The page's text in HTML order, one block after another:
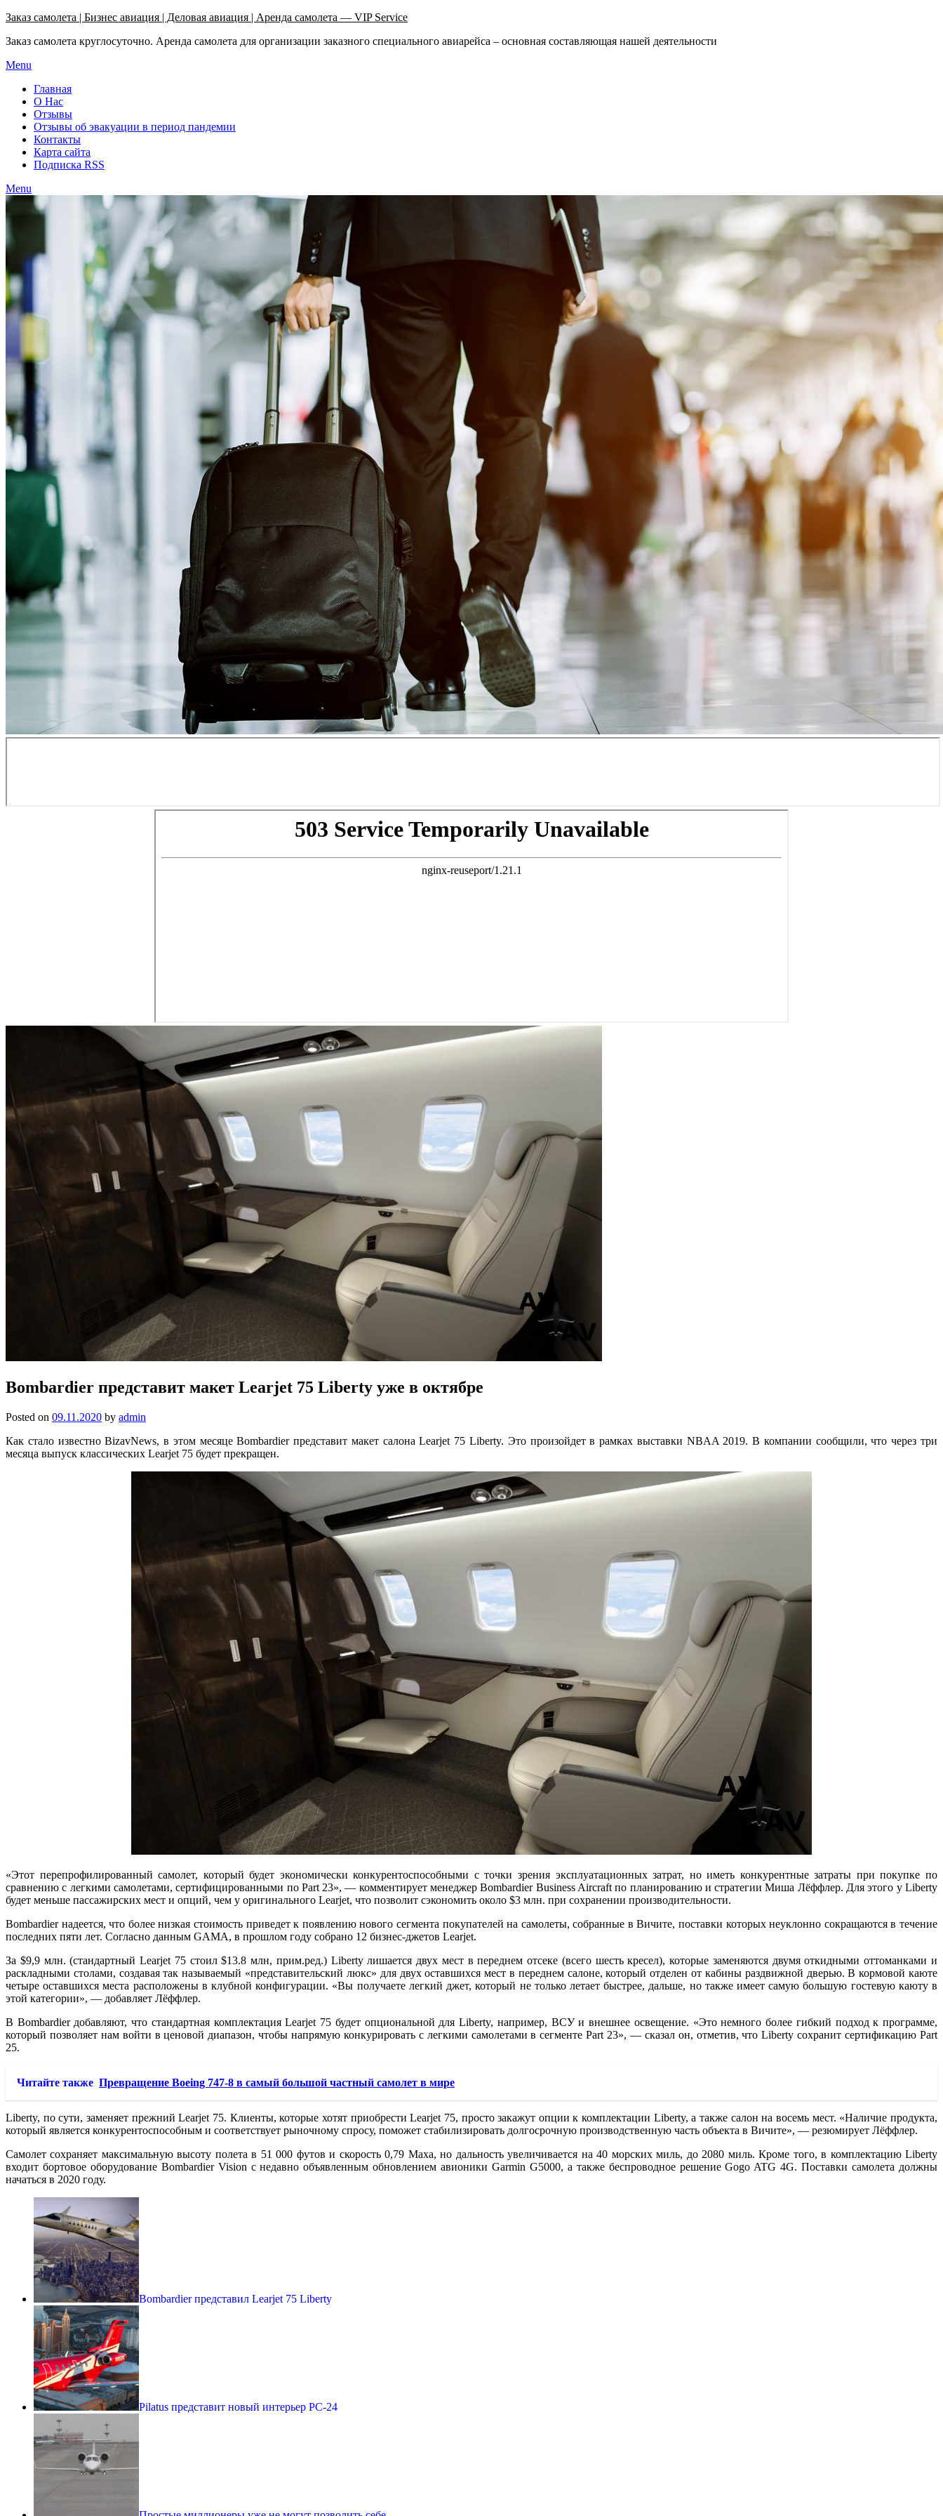
Заказ самолета | Бизнес авиация | Деловая авиация | Аренда самолета — VIP Service
Заказ самолета круглосуточно. Аренда самолета для организации заказного специального авиарейса – основная составляющая нашей деятельности
Menu
Главная
О Нас
Отзывы
Отзывы об эвакуации в период пандемии
Контакты
Карта сайта
Подписка RSS
Menu
Bombardier представит макет Learjet 75 Liberty уже в октябре
Posted on 09.11.2020 by admin
Как стало известно BizavNews, в этом месяце Bombardier представит макет салона Learjet 75 Liberty. Это произойдет в рамках выставки NBAA 2019. В компании сообщили, что через три
месяца выпуск классических Learjet 75 будет прекращен.
«Этот перепрофилированный самолет, который будет экономически конкурентоспособными с точки зрения эксплуатационных затрат, но иметь конкурентные затраты при покупке по
сравнению с легкими самолетами, сертифицированными по Part 23», — комментирует менеджер Bombardier Business Aircraft по планированию и стратегии Миша Лёффлер. Для этого у Liberty
будет меньше пассажирских мест и опций, чем у оригинального Learjet, что позволит сэкономить около $3 млн. при сохранении производительности.
Bombardier надеется, что более низкая стоимость приведет к появлению нового сегмента покупателей на самолеты, собранные в Вичите, поставки которых неуклонно сокращаются в течение
последних пяти лет. Согласно данным GAMA, в прошлом году собрано 12 бизнес-джетов Learjet.
За $9,9 млн. (стандартный Learjet 75 стоил $13.8 млн, прим.ред.) Liberty лишается двух мест в переднем отсеке (всего шесть кресел), которые заменяются двумя откидными оттоманками и
раскладными столами, создавая так называемый «представительский люкс» для двух оставшихся мест в переднем салоне, который отделен от кабины раздвижной дверью. В кормовой каюте
четыре оставшихся места расположены в клубной конфигурации. «Вы получаете легкий джет, который не только летает быстрее, дальше, но также имеет самую большую гостевую каюту в
этой категории», — добавляет Лёффлер.
В Bombardier добавляют, что стандартная комплектация Learjet 75 будет опциональной для Liberty, например, ВСУ и внешнее освещение. «Это немного более гибкий подход к программе,
который позволяет нам войти в ценовой диапазон, чтобы напрямую конкурировать с легкими самолетами в сегменте Part 23», — сказал он, отметив, что Liberty сохранит сертификацию Part
25.
Читайте также Превращение Boeing 747-8 в самый большой частный самолет в мире
Liberty, по сути, заменяет прежний Learjet 75. Клиенты, которые хотят приобрести Learjet 75, просто закажут опции к комплектации Liberty, а также салон на восемь мест. «Наличие продукта,
который является конкурентоспособным и соответствует рыночному спросу, поможет стабилизировать долгосрочную производственную часть объекта в Вичите», — резюмирует Лёффлер.
Самолет сохраняет максимальную высоту полета в 51 000 футов и скорость 0,79 Маха, но дальность увеличивается на 40 морских миль, до 2080 миль. Кроме того, в комплектацию Liberty
входит бортовое оборудование Bombardier Vision с недавно объявленным обновлением авионики Garmin G5000, а также беспроводное решение Gogo ATG 4G. Поставки самолета должны
начаться в 2020 году.
Bombardier представил Learjet 75 Liberty
Pilatus представит новый интерьер РС-24